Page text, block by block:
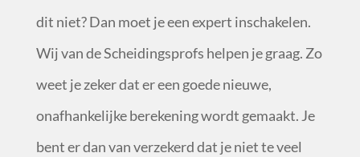
dit niet? Dan moet je een expert inschakelen.
Wij van de Scheidingsprofs helpen je graag. Zo
weet je zeker dat er een goede nieuwe,
onafhankelijke berekening wordt gemaakt. Je
bent er dan van verzekerd dat je niet te veel